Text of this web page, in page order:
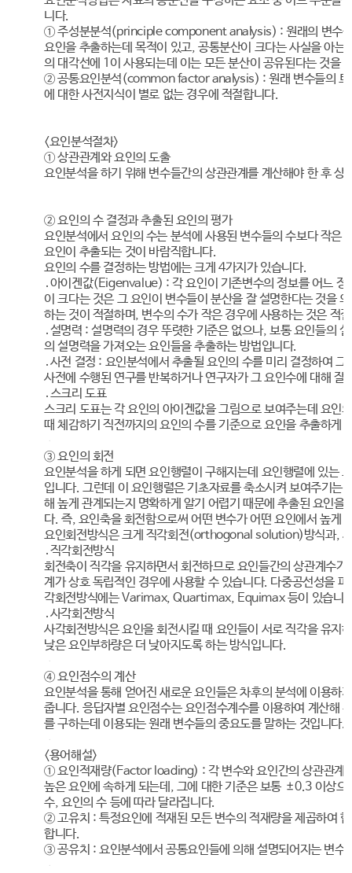
니다.
① 주성분분석(principle component analysis) : 원래의 변수들
요인을 추출하는데 목적이 있고, 공통분산이 크다는 사실을 아
의 대각선에 1이 사용되는데 이는 모든 분산이 공유된다는 것을
② 공통요인분석(common factor analysis) : 원래 변수들의 토
에 대한 사전지식이 별로 없는 경우에 적절합니다.
<요인분석절차>
① 상관관계와 요인의 도출
요인분석을 하기 위해 변수들간의 상관관계를 계산해야 한 후 상
② 요인의 수 결정과 추출된 요인의 평가
요인분석에서 요인의 수는 분석에 사용된 변수들의 수보다 작은
요인이 추출되는 것이 바람직합니다.
요인의 수를 결정하는 방법에는 크게 4가지가 있습니다.
․아이겐값(Eigenvalue) : 각 요인이 기존변수의 정보를 어느 정
이 크다는 것은 그 요인이 변수들이 분산을 잘 설명한다는 것을
하는 것이 적절하며, 변수의 수가 작은 경우에 사용하는 것은 적
․설명력 : 설명력의 경우 뚜렷한 기준은 없으나, 보통 요인들의
의 설명력을 가져오는 요인들을 추출하는 방법입니다.
․사전 결정 : 요인분석에서 추출될 요인의 수를 미리 결정하여
사전에 수행된 연구를 반복하거나 연구자가 그 요인수에 대해 잘
․스크리 도표
스크리 도표는 각 요인의 아이겐값을 그림으로 보여주는데 요인
때 체감하기 직전까지의 요인의 수를 기준으로 요인을 추출하게
③ 요인의 회전
요인분석을 하게 되면 요인행렬이 구해지는데 요인행렬에 있는
입니다. 그런데 이 요인행렬은 기초자료를 축소시켜 보여주기는
해 높게 관계되는지 명확하게 알기 어렵기 때문에 추출된 요인
다. 즉, 요인축을 회전함으로써 어떤 변수가 어떤 요인에서 높게
요인회전방식은 크게 직각회전(orthogonal solution)방식과,
․직각회전방식
회전축이 직각을 유지하면서 회전하므로 요인들간의 상관계수
계가 상호 독립적인 경우에 사용할 수 있습니다. 다중공선성을
각회전방식에는 Varimax, Quartimax, Equimax 등이 있습니
․사각회전방식
사각회전방식은 요인을 회전시킬 때 요인들이 서로 직각을 유지
낮은 요인부하량은 더 낮아지도록 하는 방식입니다.
④ 요인점수의 계산
요인분석을 통해 얻어진 새로운 요인들은 차후의 분석에 이용하
줍니다. 응답자별 요인점수는 요인점수계수를 이용하여 계산해
를 구하는데 이용되는 원래 변수들의 중요도를 말하는 것입니다.
<용어해설>
① 요인적재량(Factor loading) : 각 변수와 요인간의 상관관계
높은 요인에 속하게 되는데, 그에 대한 기준은 보통 ±0.3 이상
수, 요인의 수 등에 따라 달라집니다.
② 고유치 : 특정요인에 적재된 모든 변수의 적재량을 제곱하여
합니다.
③ 공유치 : 요인분석에서 공통요인들에 의해 설명되어지는 변수